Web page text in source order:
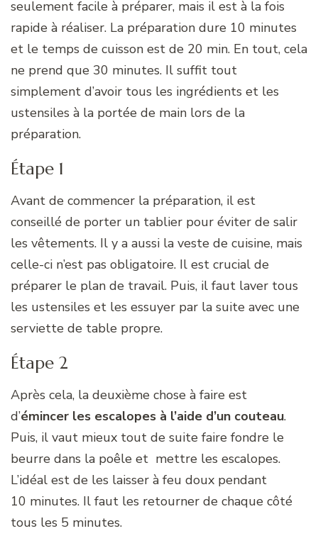
seulement facile à préparer, mais il est à la fois
rapide à réaliser. La préparation dure 10 minutes
et le temps de cuisson est de 20 min. En tout, cela
ne prend que 30 minutes. Il suffit tout
simplement d’avoir tous les ingrédients et les
ustensiles à la portée de main lors de la
préparation.
Étape 1
Avant de commencer la préparation, il est
conseillé de porter un tablier pour éviter de salir
les vêtements. Il y a aussi la veste de cuisine, mais
celle-ci n’est pas obligatoire. Il est crucial de
préparer le plan de travail. Puis, il faut laver tous
les ustensiles et les essuyer par la suite avec une
serviette de table propre.
Étape 2
Après cela, la deuxième chose à faire est
d’émincer les escalopes à l’aide d’un couteau.
Puis, il vaut mieux tout de suite faire fondre le
beurre dans la poêle et mettre les escalopes.
L’idéal est de les laisser à feu doux pendant
10 minutes. Il faut les retourner de chaque côté
tous les 5 minutes.